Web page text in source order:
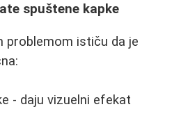
spuštene kapke
problemom ističu da je
- daju vizuelni efekat